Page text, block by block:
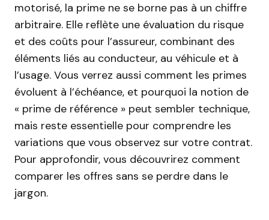
motorisé, la prime ne se borne pas à un chiffre
arbitraire. Elle reflète une évaluation du risque
et des coûts pour l’assureur, combinant des
éléments liés au conducteur, au véhicule et à
l’usage. Vous verrez aussi comment les primes
évoluent à l’échéance, et pourquoi la notion de
« prime de référence » peut sembler technique,
mais reste essentielle pour comprendre les
variations que vous observez sur votre contrat.
Pour approfondir, vous découvrirez comment
comparer les offres sans se perdre dans le
jargon.